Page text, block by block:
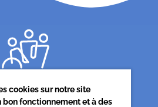
cookies sur notre site
bon fonctionnement et à des